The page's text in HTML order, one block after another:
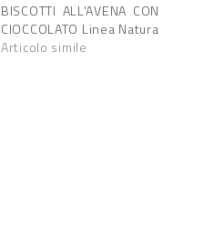
BISCOTTI ALL'AVENA CON
CIOCCOLATO Linea Natura
Articolo simile